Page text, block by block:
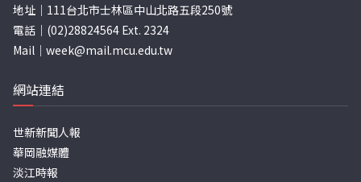
地址｜111台北市士林區中山北路五段250號
電話｜(02)28824564 Ext. 2324
Mail｜ week@mail.mcu.edu.tw
網站連結
世新新聞人報
華岡融媒體
淡江時報